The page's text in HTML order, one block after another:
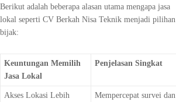
Berikut adalah beberapa alasan utama mengapa jasa
lokal seperti CV Berkah Nisa Teknik menjadi pilihan
bijak:
Keuntungan Memilih
Jasa Lokal
Penjelasan Singkat
Akses Lokasi Lebih
Mempercepat survei dan